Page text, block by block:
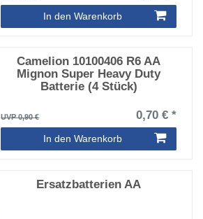
In den Warenkorb
Camelion 10100406 R6 AA
Mignon Super Heavy Duty
Batterie (4 Stück)
UVP 0,90 € 0,70 € *
In den Warenkorb
Ersatzbatterien AA